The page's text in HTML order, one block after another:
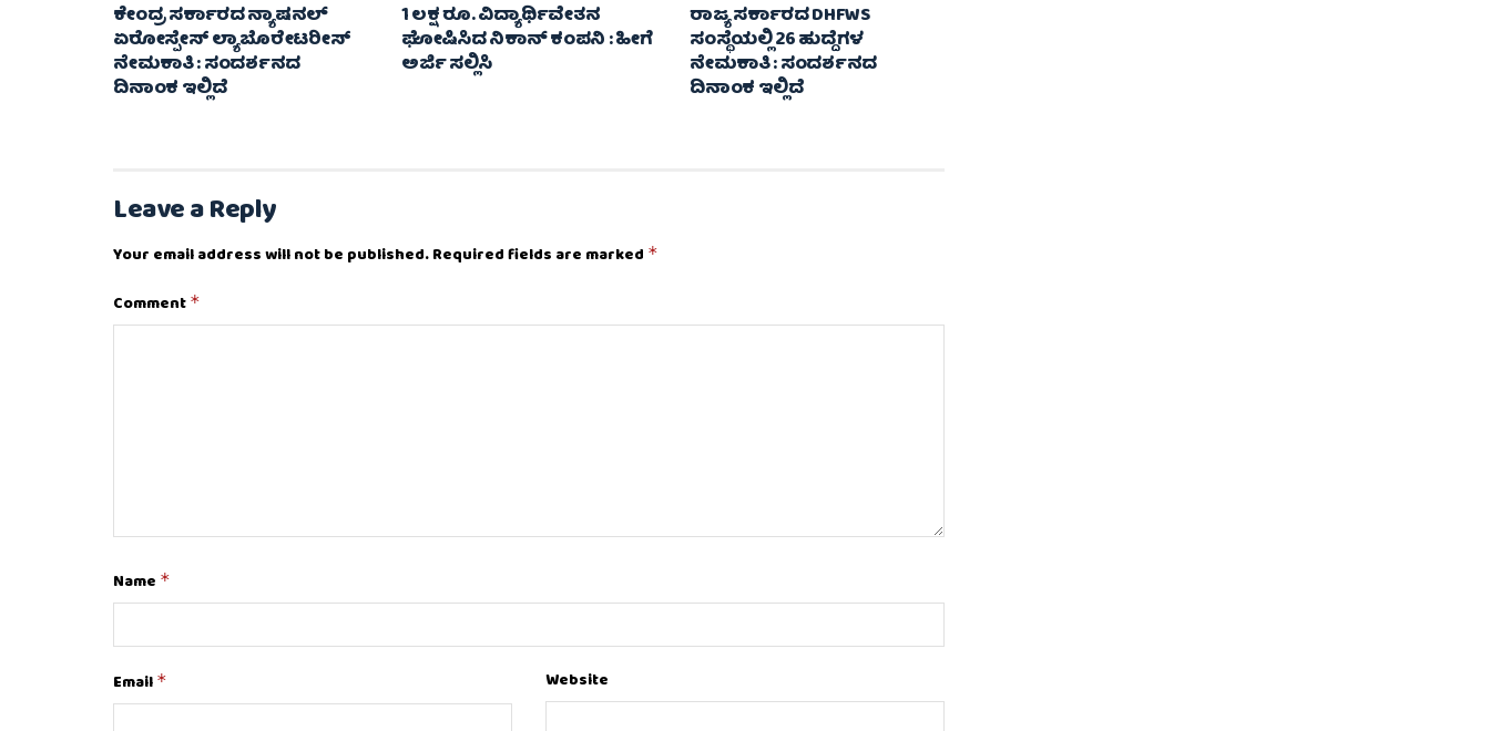
ಕೇಂದ್ರ ಸರ್ಕಾರದ ನ್ಯಾಷನಲ್
ಏರೋಸ್ಪೇಸ್ ಲ್ಯಾಬೊರೇಟರೀಸ್
ನೇಮಕಾತಿ : ಸಂದರ್ಶನದ
ದಿನಾಂಕ ಇಲ್ಲಿದೆ
1 ಲಕ್ಷ ರೂ. ವಿದ್ಯಾರ್ಥಿವೇತನ
ಘೋಷಿಸಿದ ನಿಕಾನ್ ಕಂಪನಿ : ಹೀಗೆ
ಅರ್ಜಿ ಸಲ್ಲಿಸಿ
ರಾಜ್ಯ ಸರ್ಕಾರದ DHFWS
ಸಂಸ್ಥೆಯಲ್ಲಿ 26 ಹುದ್ದೆಗಳ
ನೇಮಕಾತಿ : ಸಂದರ್ಶನದ
ದಿನಾಂಕ ಇಲ್ಲಿದೆ
Leave a Reply
Your email address will not be published.Required fields are marked *
Comment *
Name *
Email * Website